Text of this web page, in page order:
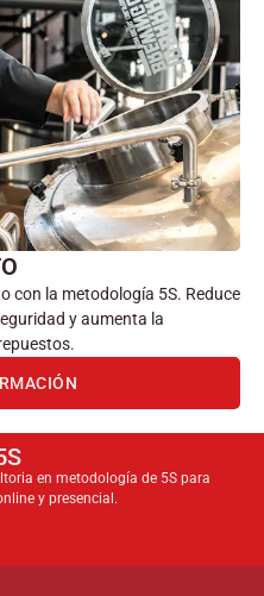
con la metodología 5S. Reduce
y aumenta la
en metodología de 5S para
y presencial.